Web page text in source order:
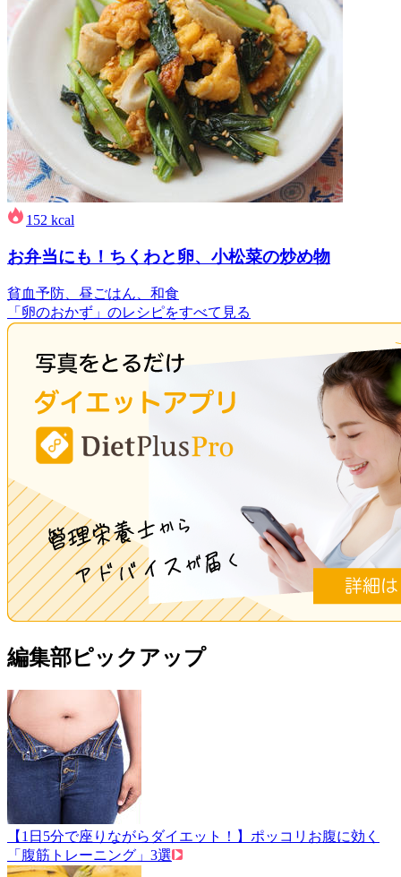
152 kcal
お弁当にも！ちくわと卵、小松菜の炒め物
貧血予防、昼ごはん、和食
「卵のおかず」のレシピをすべて見る
編集部ピックアップ
【1日5分で座りながらダイエット！】ポッコリお腹に効く
「腹筋トレーニング」3選